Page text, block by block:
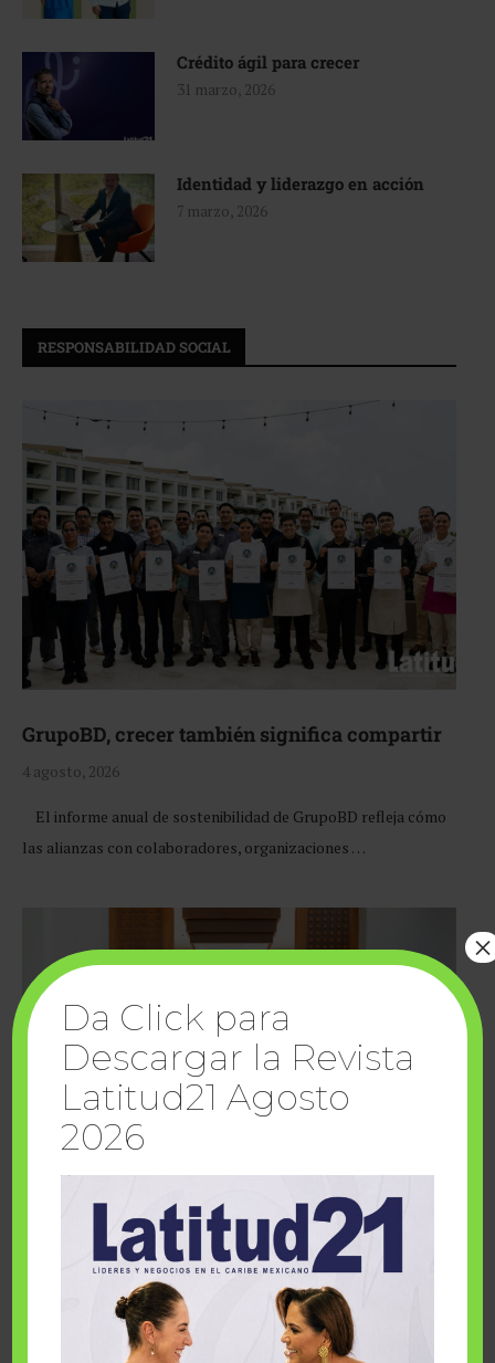
Crédito ágil para crecer
31 marzo, 2026
Identidad y liderazgo en acción
7 marzo, 2026
RESPONSABILIDAD SOCIAL
GrupoBD, crecer también significa compartir
4 agosto, 2026
El informe anual de sostenibilidad de GrupoBD refleja cómo
las alianzas con colaboradores, organizaciones …
Cuando la solidaridad inspira; cumplen
sueños Fairmont Mayakoba y Make-A-Wish
Da Click para
Descargar la Revista
Latitud21 Agosto
2026
×